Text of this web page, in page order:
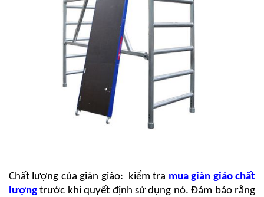
Chất lượng của giàn giáo: kiểm tra mua giàn giáo chất
lượng trước khi quyết định sử dụng nó. Đảm bảo rằng